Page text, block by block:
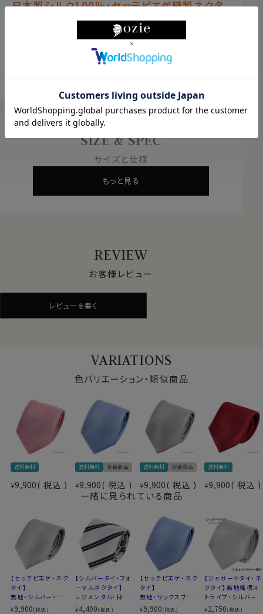
日本製シルク100％・セッテピエゲ縫製ネクタ
高級感溢れるしなやかさと重厚感！
結婚式や披露宴に最適です
イタリア語で「7つ折り」と言う意味のセッテピエゲ。
英語では、セブンフォールドといいます。
１枚の生地を７つに折ってつくるネクタイの高級縫製。
通常の倍近い正方形の１枚生地を使用して作られるネク
このセッテピエゲ縫製のネクタイは、しなやかさと柔らか
さが特徴の重厚感あふれるネクタイです。
そのためネクタイを結ぶ際にノット部分に適度なボリュ
日本においても制作できる職人が少ない希少な日本製
の高級ネクタイです｡
ピエゲのネクタイですが、あえて芯地を入れて仕立ててお
結婚式や披露宴・セレモニーなどのフォーマルに。
1本は持っていたい上質ネクタイです。
ギフトにもおすすめです。
素材
シルク100％
柄
朱子織（サテン）・無地
色
シルバー
約8.0cm
長さ
約146cm
原産国
日本
【定番商品】欠品の場合は再入荷の予定がございます。
※３本よりどりの対象ではございません
もっと見る
SIZE & SPEC
サイズと仕様
もっと見る
REVIEW
お客様レビュー
レビューを書く
VARIATIONS
色バリエーション・類似商品
送料無料
¥9,900 税込
送料無料 定番商品
¥9,900 税込
送料無料 定番商品
¥9,900 税込
送料無料
¥9,900 税込
一緒に見られている商品
【セッテピエゲ・ネク
タイ】
無地・シルバー・日
本製
¥9,900(税込)
【シルバータイ・フォ
ーマルネクタイ】
レジメンタル・日本
製
¥4,400(税込)
【セッテピエゲ・ネク
タイ】
無地・サックスブル
ー・日本製
¥9,900(税込)
【ジャガードタイ・ネ
クタイ】無地織柄ス
トライプ・シルバー
¥2,750(税込)